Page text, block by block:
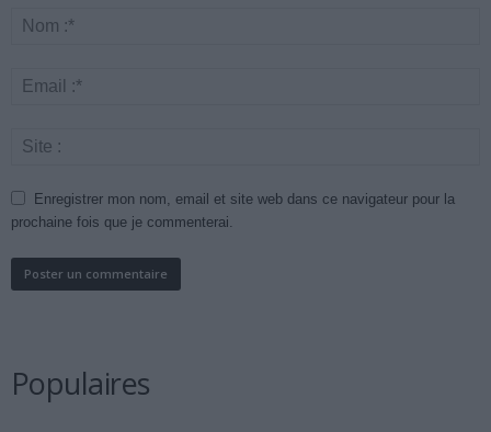
Enregistrer mon nom, email et site web dans ce navigateur pour la
prochaine fois que je commenterai.
Populaires